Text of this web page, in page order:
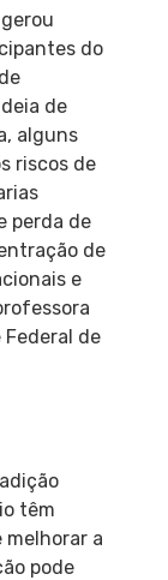
do
de
alguns
riscos de
perda de
de
e
de
têm
melhorar a
pode